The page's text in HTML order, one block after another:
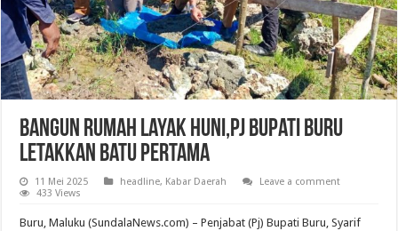
Bangun Rumah Layak Huni,Pj Bupati Buru
Letakkan Batu Pertama
11 Mei 2025 headline, Kabar Daerah
Leave a comment
433 Views
Buru, Maluku (SundalaNews.com) – Penjabat (Pj) Bupati Buru, Syarif